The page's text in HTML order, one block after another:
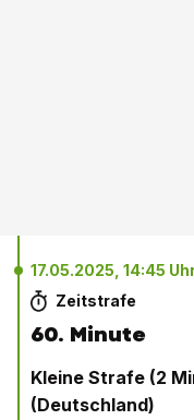
17.05.2025, 14:45
Zeitstrafe
60. Minute
Kleine Strafe (2
(Deutschland)